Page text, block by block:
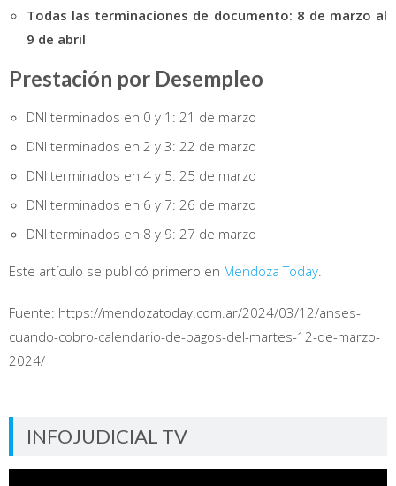
Todas las terminaciones de documento: 8 de marzo al
9 de abril
Prestación por Desempleo
DNI terminados en 0 y 1: 21 de marzo
DNI terminados en 2 y 3: 22 de marzo
DNI terminados en 4 y 5: 25 de marzo
DNI terminados en 6 y 7: 26 de marzo
DNI terminados en 8 y 9: 27 de marzo
Este artículo se publicó primero en Mendoza Today
Fuente: https://mendozatoday.com.ar/2024/03/12/anses-
cuando-cobro-calendario-de-pagos-del-martes-12-de-marzo-
2024/
INFOJUDICIAL TV